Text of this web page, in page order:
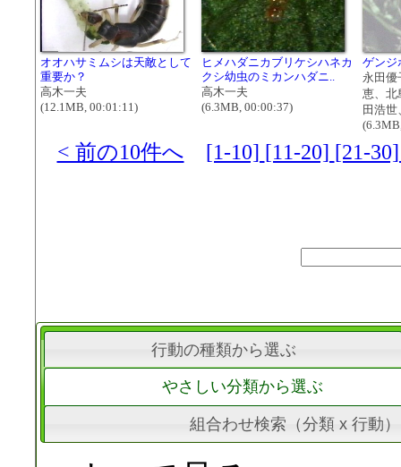
オオハサミムシは天敵として
重要か？
高木一夫
(12.1MB, 00:01:11)
ヒメハダニカブリケシハネカ
クシ幼虫のミカンハダニ..
高木一夫
(6.3MB, 00:00:37)
ゲンジ
永田優
恵、北
田浩
< 前の10件へ [1-10] [11-20] [21-
行動の種類から選ぶ
やさしい分類から選ぶ
組合わせ検索（分類 x 行動）